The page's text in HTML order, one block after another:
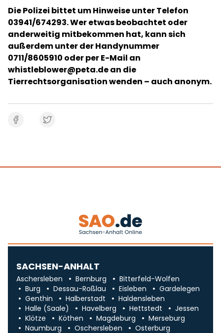
Die Polizei bittet um Hinweise unter Telefon
03941/674293. Wer etwas beobachtet oder
anderweitig mitbekommen hat, kann sich
außerdem unter der Handynummer
0711/8605910 oder per E-Mail an
whistleblower@peta.dean die
Tierrechtsorganisation wenden – auch anonym.
SACHSEN-ANHALT
Aschersleben Bernburg
Bitterfeld-Wolfen
Burg
Dessau-Roßlau Eisleben
Gardelegen
Genthin
Halberstadt
Haldensleben
Halle (Saale)
Havelberg Hettstedt
Jessen
Klötze
Köthen Magdeburg
Merseburg
Naumburg
Oschersleben Osterburg